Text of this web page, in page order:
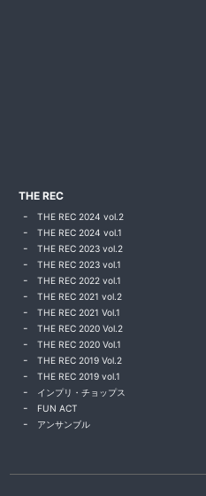
THE REC
THE REC 2024 vol.2
THE REC 2024 vol.1
THE REC 2023 vol.2
THE REC 2023 vol.1
THE REC 2022 vol.1
THE REC 2021 vol.2
THE REC 2021 Vol.1
THE REC 2020 Vol.2
THE REC 2020 Vol.1
THE REC 2019 Vol.2
THE REC 2019 vol.1
インプリ・チョップス
FUN ACT
アンサンブル